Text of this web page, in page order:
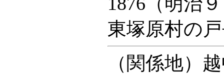
東塚原村の
（関係地）